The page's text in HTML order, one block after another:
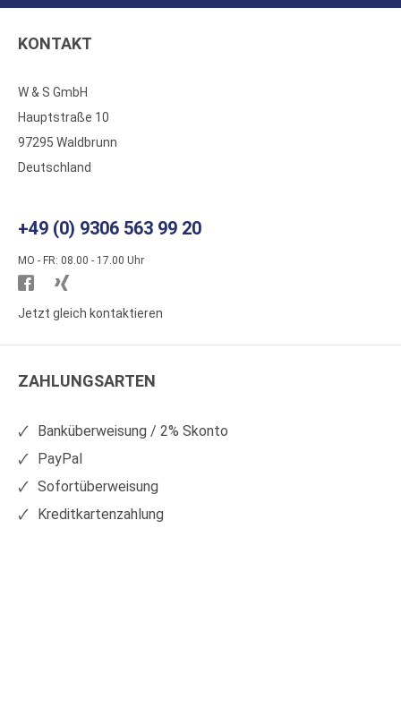
KONTAKT
W & S GmbH
Hauptstraße 10
97295 Waldbrunn
Deutschland
+49 (0) 9306 563 99 20
MO - FR: 08.00 - 17.00 Uhr
Besuchen
Sie
auf
Sie
auf
Jetzt gleich kontaktieren
ZAHLUNGSARTEN
Banküberweisung / 2% Skonto
PayPal
Sofortüberweisung
Kreditkartenzahlung